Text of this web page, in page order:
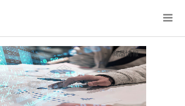
商品情報